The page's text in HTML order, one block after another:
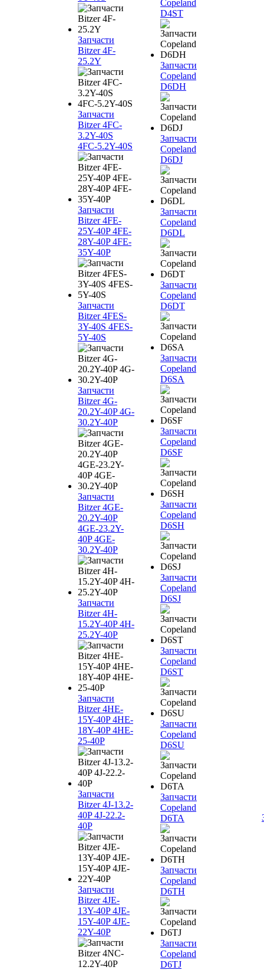
Запчасти
Bitzer 4F-
25.2Y
Запчасти
Bitzer 4FC-
3.2Y-40S
4FC-5.2Y-40S
Запчасти
Bitzer 4FE-
25Y-40P 4FE-
28Y-40P 4FE-
35Y-40P
Запчасти
Bitzer 4FES-
3Y-40S 4FES-
5Y-40S
Запчасти
Bitzer 4G-
20.2Y-40P 4G-
30.2Y-40P
Запчасти
Bitzer 4GE-
20.2Y-40P
4GE-23.2Y-
40P 4GE-
30.2Y-40P
Запчасти
Bitzer 4H-
15.2Y-40P 4H-
25.2Y-40P
Запчасти
Bitzer 4HE-
15Y-40P 4HE-
18Y-40P 4HE-
25-40P
Запчасти
Bitzer 4J‐13.2-
40P 4J‐22.2-
40P
Запчасти
Bitzer 4JE-
13Y-40P 4JE-
15Y-40P 4JE-
22Y-40P
Copeland
D4ST
Запчасти
Copeland
D6DH
Запчасти
Copeland
D6DJ
Запчасти
Copeland
D6DL
Запчасти
Copeland
D6DT
Запчасти
Copeland
D6SA
Запчасти
Copeland
D6SF
Запчасти
Copeland
D6SH
Запчасти
Copeland
D6SJ
Запчасти
Copeland
D6ST
Запчасти
Copeland
D6SU
Запчасти
Copeland
D6TA
Запчасти
Copeland
D6TH
Запчасти
Copeland
D6TJ